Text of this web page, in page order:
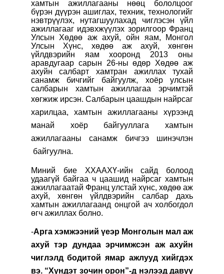
хамтын ажиллагааны нөөц бололцоог
бүрэн дүүрэн ашиглах, техник, технологийг
нэвтрүүлэх, нутагшуулахад чиглэсэн үйл
ажиллагааг идэвхжүүлэх зорилгоор Франц
Улсын Хөдөө аж ахуй, ойн яам, Монгол
Улсын Хүнс, хөдөө аж ахуй, хөнгөн
үйлдвэрийн яам хооронд 2013 оны
аравдугаар сарын 26-ны өдөр Хөдөө аж
ахуйн салбарт хамтран ажиллах тухай
санамж бичгийг байгуулж, хоёр улсын
салбарын хамтын ажиллагаа эрчимтэй
хөгжиж ирсэн. Салбарын цаашдын найрсаг
харилцаа, хамтын ажиллагааны хүрээнд
манай хоёр байгууллага хамтын
ажиллагааны санамж бичгээ шинэчлэн
байгуулна.
Миний бие ХХААХҮ-ийн сайд болоод
удаагүй байгаа ч цаашид найрсаг хамтын
ажиллагаатай Франц улстай хүнс, хөдөө аж
ахуй, хөнгөн үйлдвэрийн салбар дахь
хамтын ажиллагаанд онцгой ач холбогдол
өгч ажиллах болно.
-Арга хэмжээний үеэр Монголын мал аж
ахуй тэр дундаа эрчимжсэн аж ахуйн
чиглэлд бодитой ямар ажлууд хийгдэх
вэ. “Хүндэт зочин орон”-д нэлээд давуу